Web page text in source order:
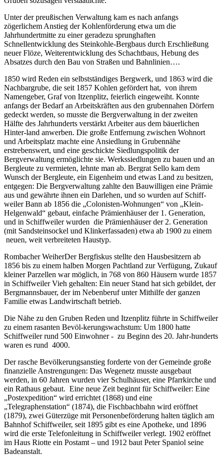
Unter der preußischen Verwaltung kam es nach anfangs
zögerlichem Anstieg der Kohlenförderung etwa um die
Jahrhundertmitte zu einer geradezu sprunghaften
Schnellentwicklung des Steinkohle-Bergbaus durch Erschließung
neuer Flöze, Weiterentwicklung des Schachtbaus, Hebung des
Absatzes durch den Bau von Straßen und Bahnlinien….
1850 wird Reden ein selbstständiges Bergwerk, und 1863 wird die
Nachbargrube, die seit 1857 Kohlen gefördert hat, von ihrem
Namengeber, Graf von Itzenplitz, feierlich eingeweiht. Konnte
anfangs der Bedarf an Arbeitskräften aus den grubennahen Dörfern
gedeckt werden, so musste die Bergverwaltung in der zweiten
Hälfte des Jahrhunderts verstärkt Arbeiter aus dem bäuerlichen
Hinter-land anwerben. Die große Entfernung zwischen Wohnort
und Arbeitsplatz machte eine Ansiedlung in Grubennähe
erstrebenswert, und eine geschickte Siedlungspolitik der
Bergverwaltung ermöglichte sie. Werkssiedlungen zu bauen und an
Bergleute zu vermieten, lehnte man ab. Bergrat Sello kam dem
Wunsch der Bergleute, ein Eigenheim und etwas Land zu besitzen,
entgegen: Die Bergverwaltung zahlte den Bauwilligen eine Prämie
aus und gewährte ihnen ein Darlehen, und so wurden auf Schiff-
weiler Bann ab 1856 die „Colonisten-Wohnungen“ von „Klein-
Helgenwald“ gebaut, einfache Prämienhäuser der 1. Generation,
und in Schiffweiler wurden die Prämienhäuser der 2. Generation
(mit Sandsteinsockel und Klinkerfassaden) etwa ab 1900 zu einem
neuen, weit verbreiteten Haustyp.
Rombacher WeiherDer Bergfiskus stellte den Hausbesitzern ab
1856 bis zu einem halben Morgen Pachtland zur Verfügung, Zukauf
kleiner Parzellen war möglich, in 768 von 860 Häusern wurde 1857
in Schiffweiler Vieh gehalten: Ein neuer Stand hat sich gebildet, der
Bergmannsbauer, der im Nebenberuf unter Mithilfe der ganzen
Familie etwas Landwirtschaft betrieb.
Die Nähe zu den Gruben Reden und Itzenplitz führte in Schiffweiler
zu einem rasanten Bevöl-kerungswachstum: Um 1800 hatte
Schiffweiler rund 500 Einwohner - zu Beginn des 20. Jahr-hunderts
waren es rund 4000.
Der rasche Bevölkerungsanstieg forderte von der Gemeinde große
finanzielle Anstrengungen: Das Wegenetz musste ausgebaut
werden, in 60 Jahren wurden vier Schulhäuser, eine Pfarrkirche und
ein Rathaus gebaut. Eine neue Zeit beginnt für Schiffweiler: Eine
„Postexpedition“ wird errichtet (1868) und eine
„Telegraphenstation“ (1874), die Fischbachbahn wird eröffnet
(1879), zwei Güterzüge mit Personenbeförderung halten täglich am
Bahnhof Schiffweiler, seit 1895 gibt es eine Apotheke, und 1896
wird die erste Telefonleitung in Schiffweiler verlegt. 1902 eröffnet
im Haus Riotte ein Postamt – und 1912 baut Peter Spaniol seine
Badeanstalt.